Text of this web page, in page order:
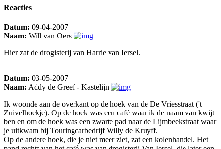
Reacties
Datum: 09-04-2007
Naam: Will van Oers
Hier zat de drogisterij van Harrie van Iersel.
Datum: 03-05-2007
Naam: Addy de Greef - Kastelijn
Ik woonde aan de overkant op de hoek van de De Vriesstraat ('t
Zuivelhoekje). Op de hoek was een café waar ik de naam van kwijt
ben en om de hoek was een zwarte pad naar de Lijmbeekstraat waar
je uitkwam bij Touringcarbedrijf Willy de Kruyff.
Op de andere hoek, die je niet meer ziet, zat een kolenhandel. Het